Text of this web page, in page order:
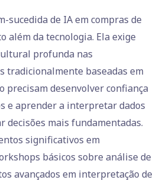
sucedida de IA em compras de
além da tecnologia. Ela exige
profunda nas
tradicionalmente baseadas em
precisam desenvolver confiança
e aprender a interpretar dados
decisões mais fundamentadas.
significativos em
básicos sobre análise de
avançados em interpretação de